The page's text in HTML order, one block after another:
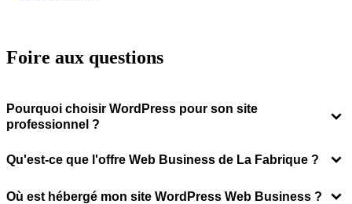
Foire aux questions
Pourquoi choisir WordPress pour son site
professionnel ?
Qu'est-ce que l'offre Web Business de La Fabrique ?
Où est hébergé mon site WordPress Web Business ?